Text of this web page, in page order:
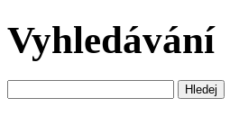
Vyhledávání